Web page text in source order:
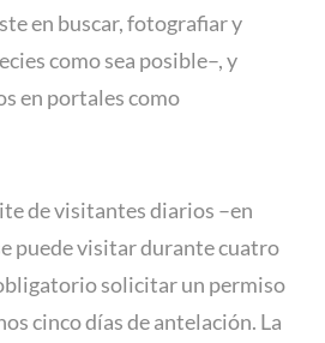
en buscar, fotografiar y
como sea posible–, y
en portales como
de visitantes diarios –en
puede visitar durante cuatro
solicitar un permiso
cinco días de antelación. La